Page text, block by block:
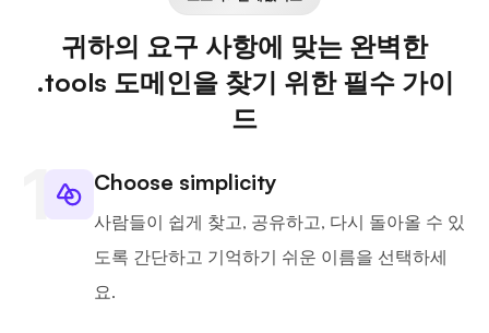
귀하의 요구 사항에 맞는 완벽한
.tools 도메인을 찾기 위한 필수 가이
드
Choose simplicity
사람들이 쉽게 찾고, 공유하고, 다시 돌아올 수 있
도록 간단하고 기억하기 쉬운 이름을 선택하세
요.